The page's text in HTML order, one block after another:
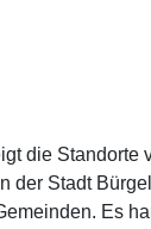
die Standorte
der Stadt
Es